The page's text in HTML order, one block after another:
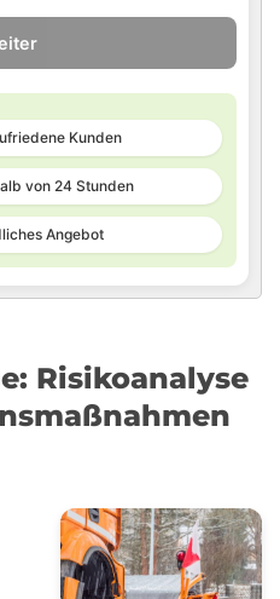
Kunden
von 24 Stunden
Angebot
Risikoanalyse